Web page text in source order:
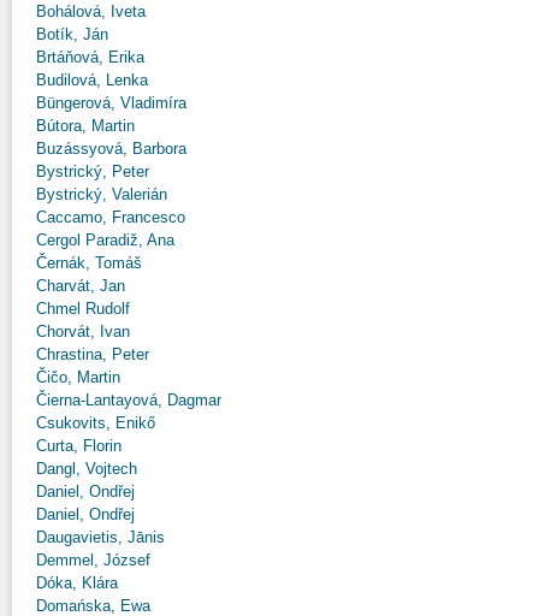
Bohálová, Iveta
Botík, Ján
Brtáňová, Erika
Budilová, Lenka
Büngerová, Vladimíra
Bútora, Martin
Buzássyová, Barbora
Bystrický, Peter
Bystrický, Valerián
Caccamo, Francesco
Cergol Paradiž, Ana
Černák, Tomáš
Charvát, Jan
Chmel Rudolf
Chorvát, Ivan
Chrastina, Peter
Čičo, Martin
Čierna-Lantayová, Dagmar
Csukovits, Enikő
Curta, Florin
Dangl, Vojtech
Daniel, Ondřej
Daniel, Ondřej
Daugavietis, Jānis
Demmel, József
Dóka, Klára
Domańska, Ewa